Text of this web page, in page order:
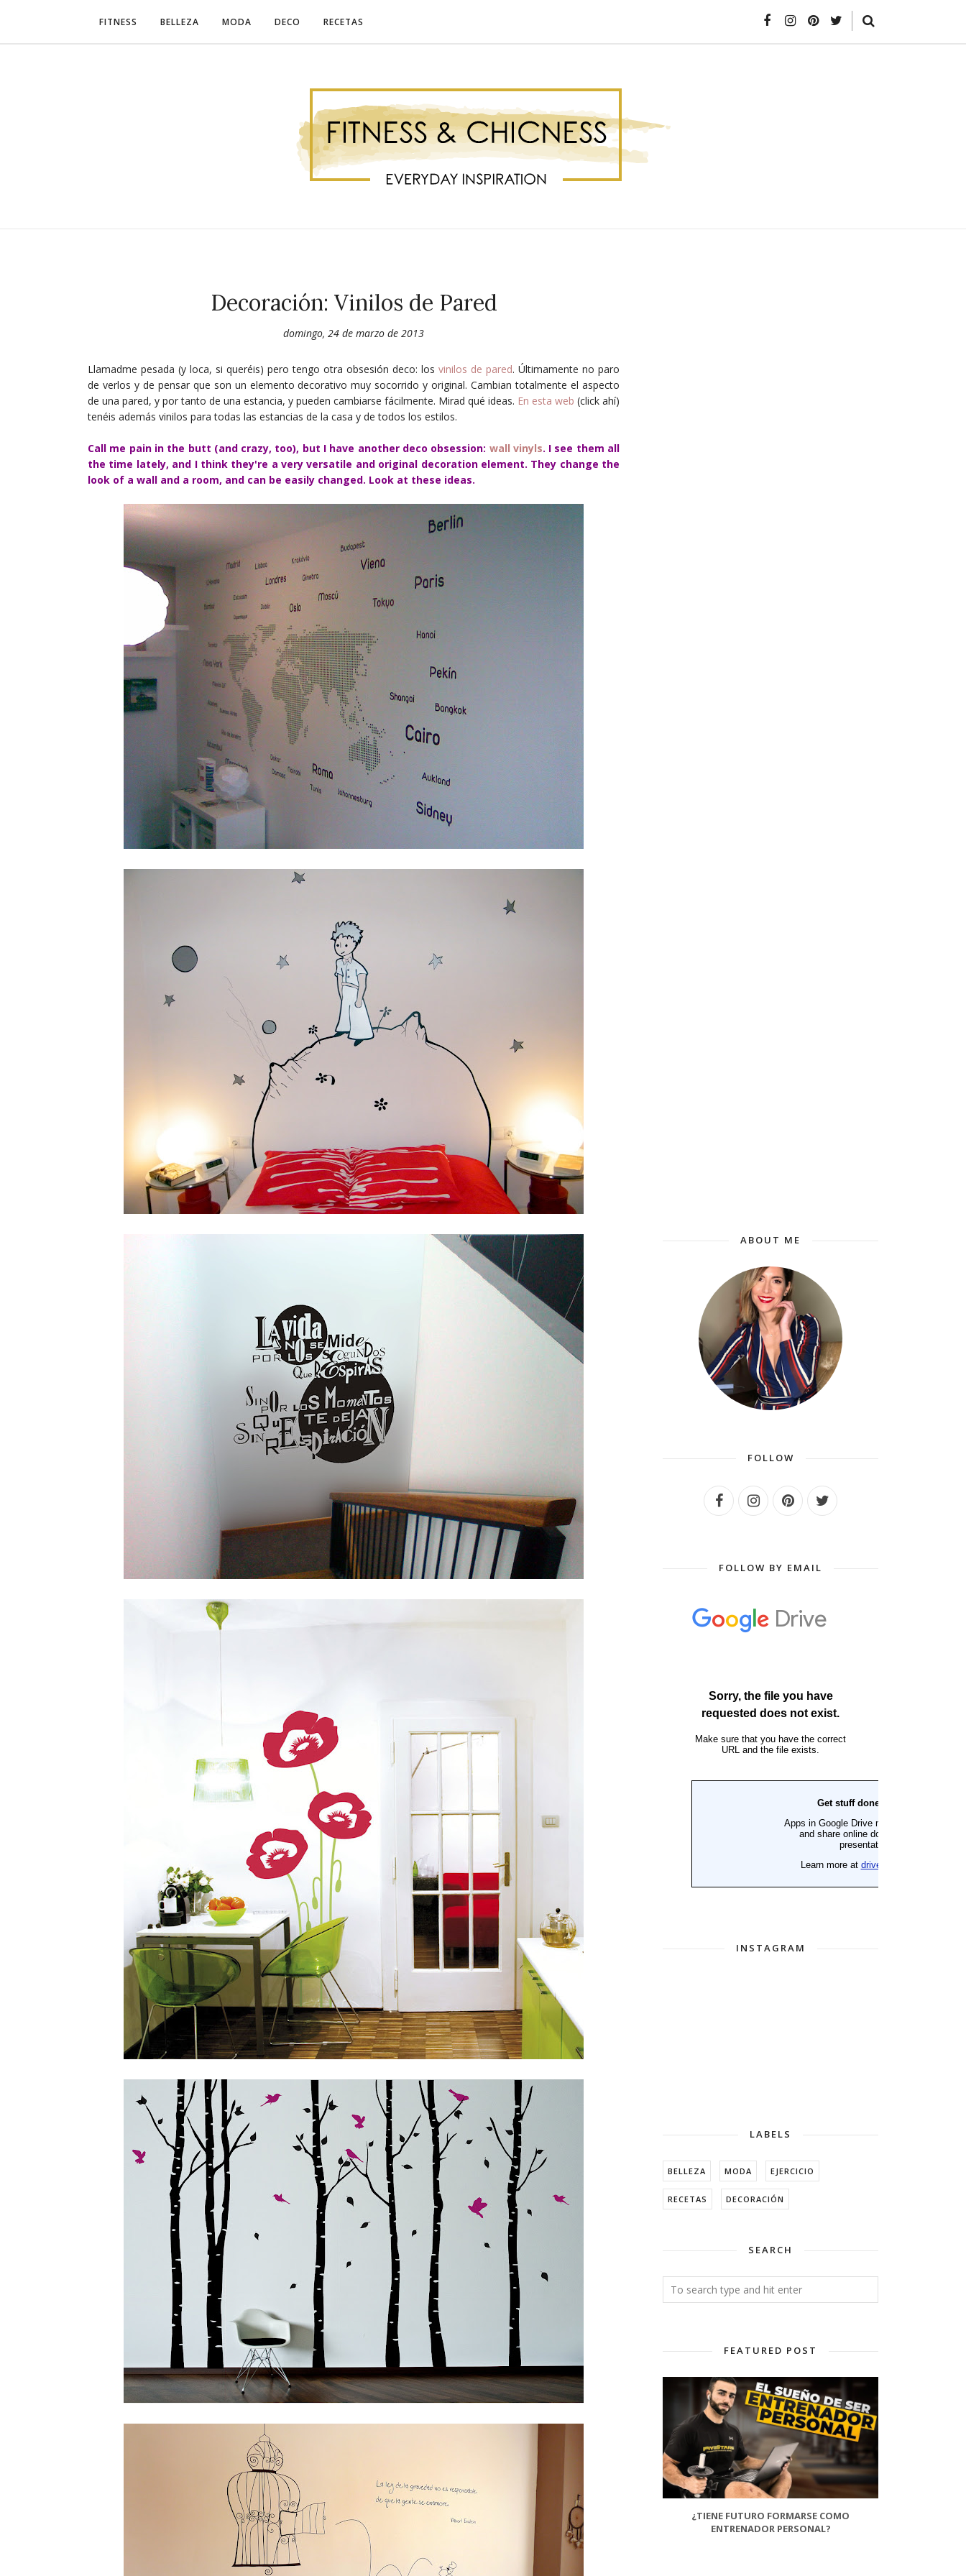
FITNESS BELLEZA MODA DECO RECETAS
Decoración: Vinilos de Pared
domingo, 24 de marzo de 2013
Llamadme pesada (y loca, si queréis) pero tengo otra obsesión deco: los vinilos de pared. Últimamente no paro
de verlos y de pensar que son un elemento decorativo muy socorrido y original. Cambian totalmente el aspecto
de una pared, y por tanto de una estancia, y pueden cambiarse fácilmente. Mirad qué ideas. En esta web (click ahí)
tenéis además vinilos para todas las estancias de la casa y de todos los estilos.
Call me pain in the butt (and crazy, too), but I have another deco obsession: wall vinyls. I see them all
the time lately, and I think they're a very versatile and original decoration element. They change the
look of a wall and a room, and can be easily changed. Look at these ideas.
ABOUT ME
FOLLOW
FOLLOW BY EMAIL
INSTAGRAM
LABELS
BELLEZA MODA EJERCICIO
RECETAS DECORACIÓN
SEARCH
FEATURED POST
¿TIENE FUTURO FORMARSE COMO
ENTRENADOR PERSONAL?